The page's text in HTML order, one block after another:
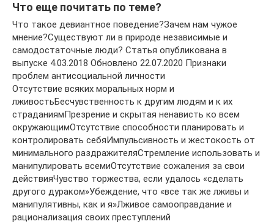
Что еще почитать по теме?
Что такое девиантное поведение?Зачем нам чужое
мнение?Существуют ли в природе независимые и
самодостаточные люди? Статья опубликована в
выпуске 4.03.2018 Обновлено 22.07.2020 Признаки
проблем антисоциальной личности
Отсутствие всяких моральных норм и
лживостьБесчувственность к другим людям и к их
страданиямПрезрение и скрытая ненависть ко всем
окружающимОтсутствие способности планировать и
контролировать себяИмпульсивность и жестокость от
минимального раздражителяСтремление использовать и
манипулировать всемиОтсутствие сожаления за свои
действияЧувство торжества, если удалось «сделать
другого дураком»Убеждение, что «все так же лживы и
манипулятивны, как и я»Лживое самооправдание и
рационализация своих преступлений